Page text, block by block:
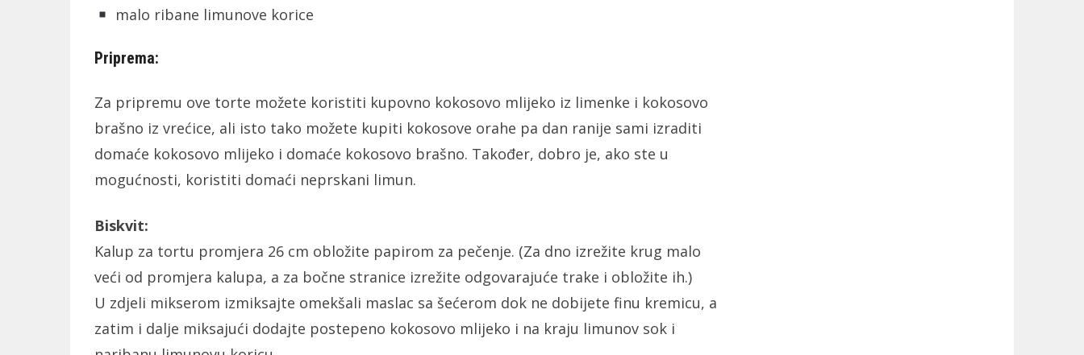
malo ribane limunove korice
Priprema:
Za pripremu ove torte možete koristiti kupovno kokosovo mlijeko iz limenke i kokosovo
brašno iz vrećice, ali isto tako možete kupiti kokosove orahe pa dan ranije sami izraditi
domaće kokosovo mlijeko i domaće kokosovo brašno. Također, dobro je, ako ste u
mogućnosti, koristiti domaći neprskani limun.
Biskvit:
Kalup za tortu promjera 26 cm obložite papirom za pečenje. (Za dno izrežite krug malo
veći od promjera kalupa, a za bočne stranice izrežite odgovarajuće trake i obložite ih.)
U zdjeli mikserom izmiksajte omekšali maslac sa šećerom dok ne dobijete finu kremicu, a
zatim i dalje miksajući dodajte postepeno kokosovo mlijeko i na kraju limunov sok i